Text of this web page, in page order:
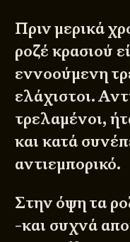
Πριν μερικά
ροζέ κρασιού
εννοούμενη
ελάχιστοι.
τρελαμένοι,
και κατά
αντιεμπορικό.
Στην όψη τα
-και συχνά